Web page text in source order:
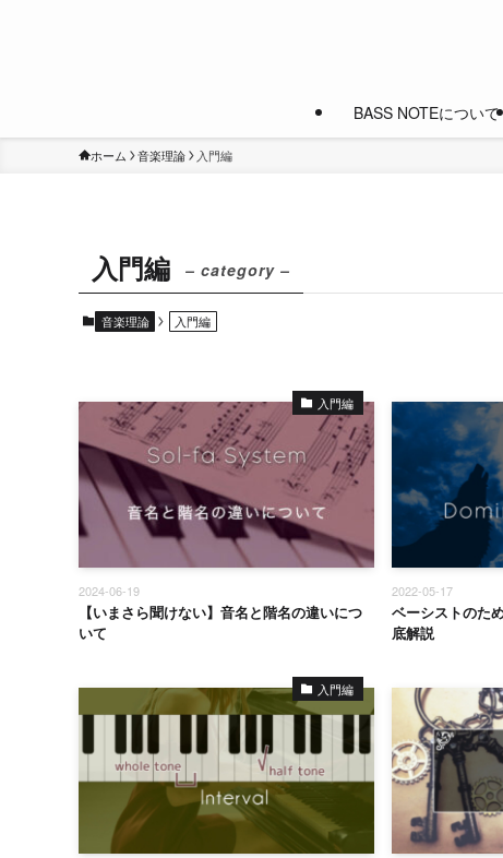
BASS NOTEについて
ホーム 音楽理論 入門編
入門編 – category –
音楽理論 入門編
入門編
【いまさら聞けない】音名と階名の違いにつ
いて
2024-06-19
ベーシストのた
底解説
2022-05-17
入門編